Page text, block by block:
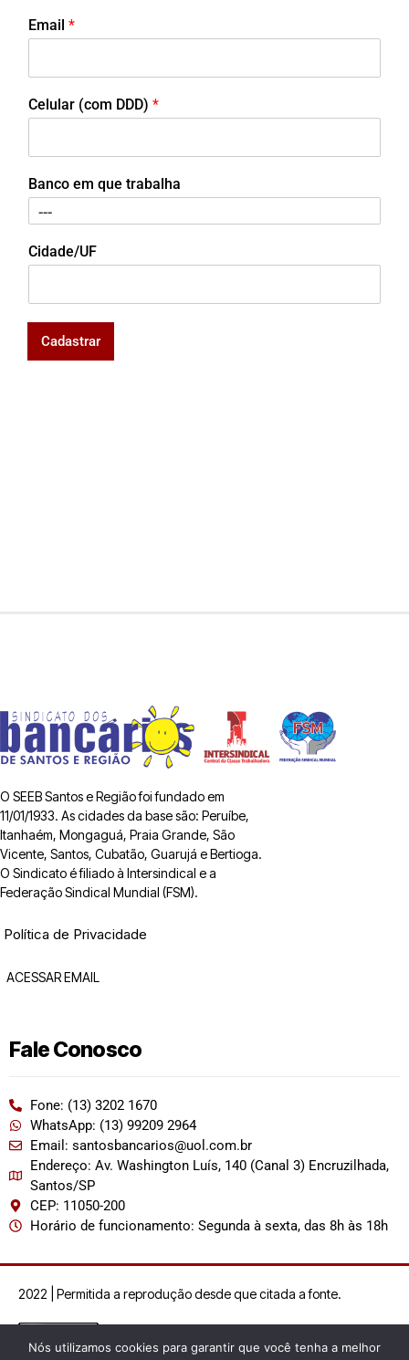
Email *
Celular (com DDD) *
Banco em que trabalha
Cidade/UF
Cadastrar
O SEEB Santos e Região foi fundado em
11/01/1933. As cidades da base são: Peruíbe,
Itanhaém, Mongaguá, Praia Grande, São
Vicente, Santos, Cubatão, Guarujá e Bertioga.
O Sindicato é filiado à Intersindical e a
Federação Sindical Mundial (FSM).
Política de Privacidade
ACESSAR EMAIL
Fale Conosco
Fone: (13) 3202 1670
WhatsApp: (13) 99209 2964
Email: santosbancarios@uol.com.br
Endereço: Av. Washington Luís, 140 (Canal 3) Encruzilhada,
Santos/SP
CEP: 11050-200
Horário de funcionamento: Segunda à sexta, das 8h às 18h
2022 | Permitida a reprodução desde que citada a fonte.
Nós utilizamos cookies para garantir que você tenha a melhor